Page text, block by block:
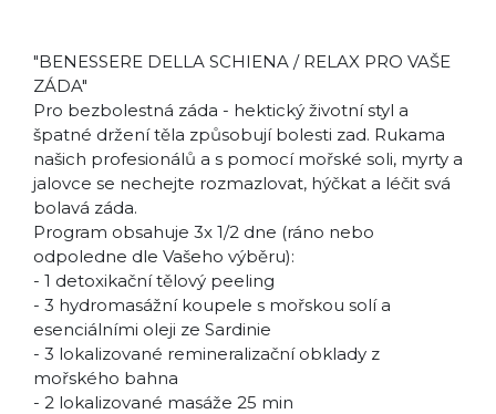
"BENESSERE DELLA SCHIENA / RELAX PRO VAŠE
ZÁDA"
Pro bezbolestná záda - hektický životní styl a
špatné držení těla způsobují bolesti zad. Rukama
našich profesionálů a s pomocí mořské soli, myrty a
jalovce se nechejte rozmazlovat, hýčkat a léčit svá
bolavá záda.
Program obsahuje 3x 1/2 dne (ráno nebo
odpoledne dle Vašeho výběru):
- 1 detoxikační tělový peeling
- 3 hydromasážní koupele s mořskou solí a
esenciálními oleji ze Sardinie
- 3 lokalizované remineralizační obklady z
mořského bahna
- 2 lokalizované masáže 25 min